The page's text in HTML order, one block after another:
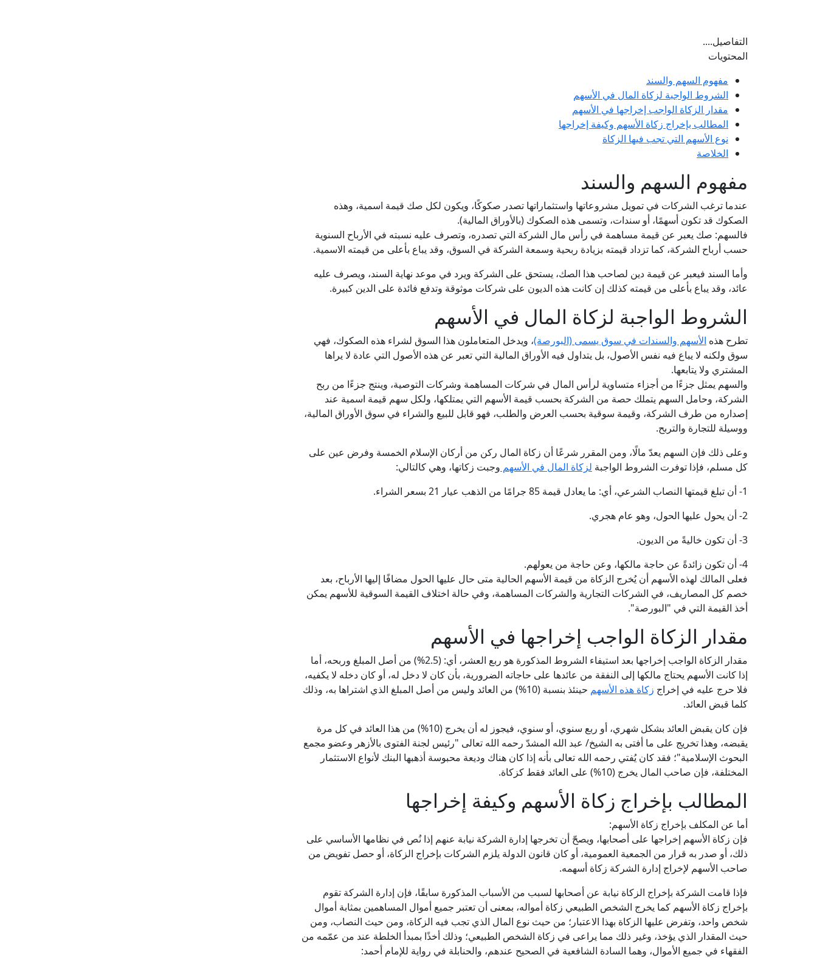
التفاصيل....
المحتويات
مفهوم السهم والسند
الشروط الواجبة لزكاة المال في الأسهم
مقدار الزكاة الواجب إخراجها في الأسهم
المطالب بإخراج زكاة الأسهم وكيفة إخراجها
نوع الأسهم التي تجب فيها الزكاة
الخلاصة
مفهوم السهم والسند
عندما ترغب الشركات في تمويل مشروعاتها واستثماراتها تصدر صكوكًا، ويكون لكل صك قيمة اسمية، وهذه
الصكوك قد تكون أسهمًا، أو سندات، وتسمى هذه الصكوك (بالأوراق المالية).
فالسهم: صك يعبر عن قيمة مساهمة في رأس مال الشركة التي تصدره، وتصرف عليه نسبته في الأرباح السنوية
حسب أرباح الشركة، كما تزداد قيمته بزيادة ربحية وسمعة الشركة في السوق، وقد يباع بأعلى من قيمته الاسمية.
وأما السند فيعبر عن قيمة دين لصاحب هذا الصك، يستحق على الشركة ويرد في موعد نهاية السند، ويصرف عليه
عائد، وقد يباع بأعلى من قيمته كذلك إن كانت هذه الديون على شركات موثوقة وتدفع فائدة على الدين كبيرة.
الشروط الواجبة لزكاة المال في الأسهم
تطرح هذه الأسهم والسندات في سوق يسمى (البورصة)، ويدخل المتعاملون هذا السوق لشراء هذه الصكوك، فهي
سوق ولكنه لا يباع فيه نفس الأصول، بل يتداول فيه الأوراق المالية التي تعبر عن هذه الأصول التي عادة لا يراها
المشتري ولا يتابعها.
والسهم يمثل جزءًا من أجزاء متساوية لرأس المال في شركات المساهمة وشركات التوصية، وينتج جزءًا من ربح
الشركة، وحامل السهم يتملك حصة من الشركة بحسب قيمة الأسهم التي يمتلكها، ولكل سهم قيمة اسمية عند
إصداره من طرف الشركة، وقيمة سوقية بحسب العرض والطلب، فهو قابل للبيع والشراء في سوق الأوراق المالية،
ووسيلة للتجارة والتربح.
وعلى ذلك فإن السهم يعدّ مالًا، ومن المقرر شرعًا أن زكاة المال ركن من أركان الإسلام الخمسة وفرض عين على
كل مسلم، فإذا توفرت الشروط الواجبة لزكاة المال في الأسهم وجبت زكاتها، وهي كالتالي:
1- أن تبلغ قيمتها النصاب الشرعي، أي: ما يعادل قيمة 85 جرامًا من الذهب عيار 21 بسعر الشراء.
2- أن يحول عليها الحول، وهو عام هجري.
3- أن تكون خاليةً من الديون.
4- أن تكون زائدةً عن حاجة مالكها، وعن حاجة من يعولهم.
فعلى المالك لهذه الأسهم أن يُخرج الزكاة من قيمة الأسهم الحالية متى حال عليها الحول مضافًا إليها الأرباح، بعد
خصم كل المصاريف، في الشركات التجارية والشركات المساهمة، وفي حالة اختلاف القيمة السوقية للأسهم يمكن
أخذ القيمة التي في "البورصة".
مقدار الزكاة الواجب إخراجها في الأسهم
مقدار الزكاة الواجب إخراجها بعد استيفاء الشروط المذكورة هو ربع العشر، أي: (2.5%) من أصل المبلغ وربحه، أما
إذا كانت الأسهم يحتاج مالكها إلى النفقة من عائدها على حاجاته الضرورية، بأن كان لا دخل له، أو كان دخله لا يكفيه،
فلا حرج عليه في إخراج زكاة هذه الأسهم
حينئذ بنسبة (10%) من العائد وليس من أصل المبلغ الذي اشتراها به، وذلك
كلما قبض العائد.
فإن كان يقبض العائد بشكل شهري، أو ربع سنوي، أو سنوي، فيجوز له أن يخرج (10%) من هذا العائد في كل مرة
يقبضه، وهذا تخريج على ما أفتى به الشيخ/ عبد الله المشدّ رحمه الله تعالى "رئيس لجنة الفتوى بالأزهر وعضو مجمع
البحوث الإسلامية"؛ فقد كان يُفتي رحمه الله تعالى بأنه إذا كان هناك وديعة محبوسة أذهبها البنك لأنواع الاستثمار
المختلفة، فإن صاحب المال يخرج (10%) على العائد فقط كزكاة.
المطالب بإخراج زكاة الأسهم وكيفة إخراجها
أما عن المكلف بإخراج زكاة الأسهم:
فإن زكاة الأسهم إخراجها على أصحابها، ويصحّ أن تخرجها إدارة الشركة نيابة عنهم إذا نُص في نظامها الأساسي على
ذلك، أو صدر به قرار من الجمعية العمومية، أو كان قانون الدولة يلزم الشركات بإخراج الزكاة، أو حصل تفويض من
صاحب الأسهم لإخراج إدارة الشركة زكاة أسهمه.
فإذا قامت الشركة بإخراج الزكاة نيابة عن أصحابها لسبب من الأسباب المذكورة سابقًا، فإن إدارة الشركة تقوم
بإخراج زكاة الأسهم كما يخرج الشخص الطبيعي زكاة أمواله، بمعنى أن تعتبر جميع أموال المساهمين بمثابة أموال
شخص واحد، وتفرض عليها الزكاة بهذا الاعتبار؛ من حيث نوع المال الذي تجب فيه الزكاة، ومن حيث النصاب، ومن
حيث المقدار الذي يؤخذ، وغير ذلك مما يراعى في زكاة الشخص الطبيعي؛ وذلك أخذًا بمبدأ الخلطة عند من عمّمه من
الفقهاء في جميع الأموال، وهما السادة الشافعية في الصحيح عندهم، والحنابلة في رواية للإمام أحمد: